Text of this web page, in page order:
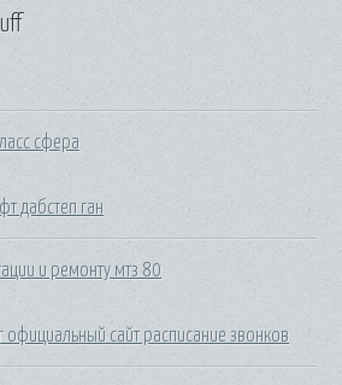
сфера
дабстеп ган
и ремонту мтз 80
официальный сайт расписание звонков